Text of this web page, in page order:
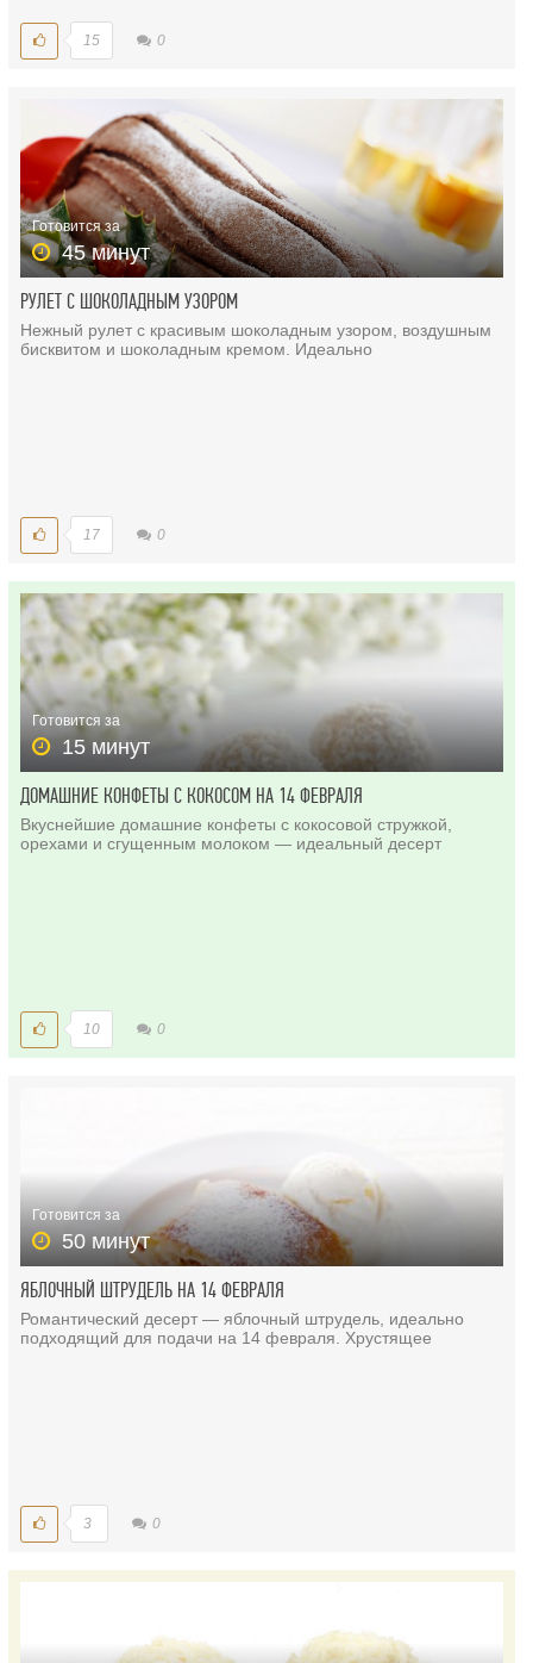
15 0
Готовится за
45 минут
РУЛЕТ С ШОКОЛАДНЫМ УЗОРОМ
Нежный рулет с красивым шоколадным узором, воздушным
бисквитом и шоколадным кремом. Идеально
17 0
Готовится за
15 минут
ДОМАШНИЕ КОНФЕТЫ С КОКОСОМ НА 14 ФЕВРАЛЯ
Вкуснейшие домашние конфеты с кокосовой стружкой,
орехами и сгущенным молоком — идеальный десерт
10 0
Готовится за
50 минут
ЯБЛОЧНЫЙ ШТРУДЕЛЬ НА 14 ФЕВРАЛЯ
Романтический десерт — яблочный штрудель, идеально
подходящий для подачи на 14 февраля. Хрустящее
3 0